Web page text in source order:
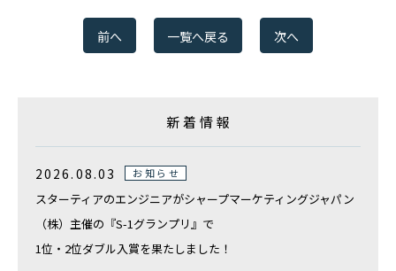
複合機などのOA機器の導入ご検討、
オフィス移転や新設のご相談はこちらから
電話でのお問い合わせ
総合案内
0120-739-019
前へ 一覧へ戻る 次へ
新着情報
2026.08.03 お知らせ
スターティアのエンジニアがシャープマーケティングジャパン
（株）主催の『S-1グランプリ』で
1位・2位ダブル入賞を果たしました！